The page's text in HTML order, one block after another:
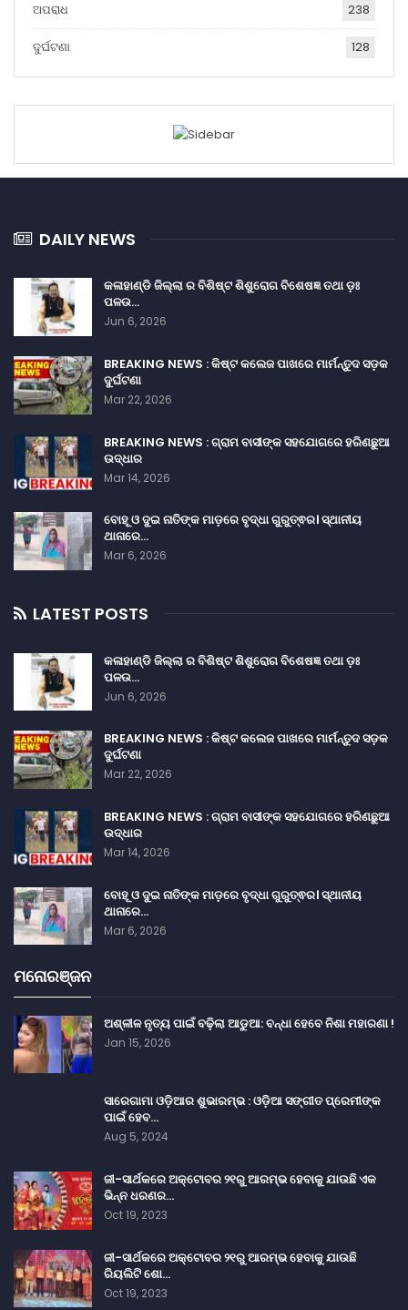
ଅପରାଧ 238
ଦୁର୍ଘଟଣା 128
DAILY NEWS
କଳାହାଣ୍ଡି ଜିଲ୍ଲା ର ବିଶିଷ୍ଟ ଶିଶୁରୋଗ ବିଶେଷଜ୍ଞ ତଥା ଡ଼ଃ
ପଳଉ…
Jun 6, 2026
BREAKING NEWS : କିଷ୍ଟ କଲେଜ ପାଖରେ ମାର୍ମନ୍ତୁଦ ସଡ଼କ
ଦୁର୍ଘଟଣା
Mar 22, 2026
BREAKING NEWS : ଗ୍ରାମ ବାସୀଙ୍କ ସହଯୋଗରେ ହରିଣଛୁଆ
ଉଦ୍ଧାର
Mar 14, 2026
ବୋହୂ ଓ ଦୁଇ ନାତିଙ୍କ ମାଡ଼ରେ ବୃଦ୍ଧା ଗୁରୁତ୍ଵର। ସ୍ଥାନୀୟ
ଥାନାରେ…
Mar 6, 2026
LATEST POSTS
କଳାହାଣ୍ଡି ଜିଲ୍ଲା ର ବିଶିଷ୍ଟ ଶିଶୁରୋଗ ବିଶେଷଜ୍ଞ ତଥା ଡ଼ଃ
ପଳଉ…
Jun 6, 2026
BREAKING NEWS : କିଷ୍ଟ କଲେଜ ପାଖରେ ମାର୍ମନ୍ତୁଦ ସଡ଼କ
ଦୁର୍ଘଟଣା
Mar 22, 2026
BREAKING NEWS : ଗ୍ରାମ ବାସୀଙ୍କ ସହଯୋଗରେ ହରିଣଛୁଆ
ଉଦ୍ଧାର
Mar 14, 2026
ବୋହୂ ଓ ଦୁଇ ନାତିଙ୍କ ମାଡ଼ରେ ବୃଦ୍ଧା ଗୁରୁତ୍ଵର। ସ୍ଥାନୀୟ
ଥାନାରେ…
Mar 6, 2026
ମନୋରଞ୍ଜନ
ଅଶ୍ଳୀଳ ନୃତ୍ୟ ପାଇଁ ବଢ଼ିଲା ଆଡୁଆ: ବନ୍ଧା ହେବେ ନିଶା ମହାରଣା !
Jan 15, 2026
ସାରେଗାମା ଓଡ଼ିଆର ଶୁଭାରମ୍ଭ : ଓଡ଼ିଆ ସଙ୍ଗୀତ ପ୍ରେମୀଙ୍କ
ପାଇଁ ହେବ…
Aug 5, 2024
ଜୀ-ସାର୍ଥକରେ ଅକ୍ଟୋବର ୨୧ରୁ ଆରମ୍ଭ ହେବାକୁ ଯାଉଛି ଏକ
ଭିନ୍ନ ଧରଣର…
Oct 19, 2023
ଜୀ-ସାର୍ଥକରେ ଅକ୍ଟୋବର ୨୧ରୁ ଆରମ୍ଭ ହେବାକୁ ଯାଉଛି
ରିୟଲିଟି ଶୋ…
Oct 19, 2023